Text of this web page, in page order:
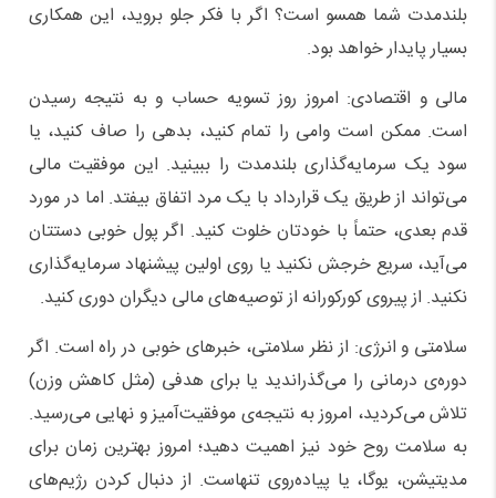
بلندمدت شما همسو است؟ اگر با فکر جلو بروید، این همکاری
بسیار پایدار خواهد بود.
مالی و اقتصادی: امروز روز تسویه حساب و به نتیجه رسیدن
است. ممکن است وامی را تمام کنید، بدهی را صاف کنید، یا
سود یک سرمایه‌گذاری بلندمدت را ببینید. این موفقیت مالی
می‌تواند از طریق یک قرارداد با یک مرد اتفاق بیفتد. اما در مورد
قدم بعدی، حتماً با خودتان خلوت کنید. اگر پول خوبی دستتان
می‌آید، سریع خرجش نکنید یا روی اولین پیشنهاد سرمایه‌گذاری
نکنید. از پیروی کورکورانه از توصیه‌های مالی دیگران دوری کنید.
سلامتی و انرژی: از نظر سلامتی، خبرهای خوبی در راه است. اگر
دوره‌ی درمانی را می‌گذراندید یا برای هدفی (مثل کاهش وزن)
تلاش می‌کردید، امروز به نتیجه‌ی موفقیت‌آمیز و نهایی می‌رسید.
به سلامت روح خود نیز اهمیت دهید؛ امروز بهترین زمان برای
مدیتیشن، یوگا، یا پیاده‌روی تنهاست. از دنبال کردن رژیم‌های